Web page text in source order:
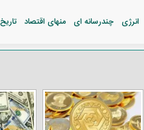
انرژی چندرسانه ای منهای اقتصاد